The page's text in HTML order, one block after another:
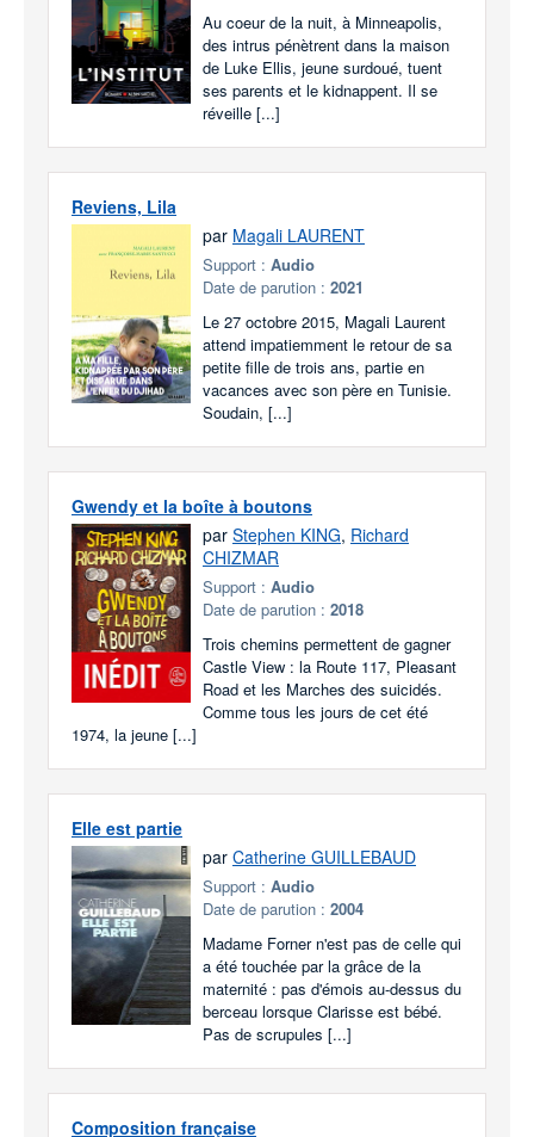
Au coeur de la nuit, à Minneapolis,
des intrus pénètrent dans la maison
de Luke Ellis, jeune surdoué, tuent
ses parents et le kidnappent. Il se
réveille [...]
Reviens, Lila
par Magali LAURENT
Support : Audio
Date de parution : 2021
Le 27 octobre 2015, Magali Laurent
attend impatiemment le retour de sa
petite fille de trois ans, partie en
vacances avec son père en Tunisie.
Soudain, [...]
Gwendy et la boîte à boutons
par Stephen KING, Richard
CHIZMAR
Support : Audio
Date de parution : 2018
Trois chemins permettent de gagner
Castle View : la Route 117, Pleasant
Road et les Marches des suicidés.
Comme tous les jours de cet été
1974, la jeune [...]
Elle est partie
par Catherine GUILLEBAUD
Support : Audio
Date de parution : 2004
Madame Forner n'est pas de celle qui
a été touchée par la grâce de la
maternité : pas d'émois au-dessus du
berceau lorsque Clarisse est bébé.
Pas de scrupules [...]
Composition française